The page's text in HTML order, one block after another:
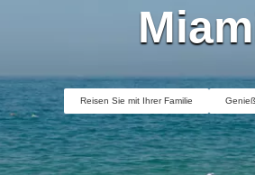
Reisen Sie mit Ihrer Familie